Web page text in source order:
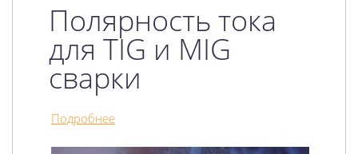
Полярность тока
для TIG и MIG
сварки
Подробнее